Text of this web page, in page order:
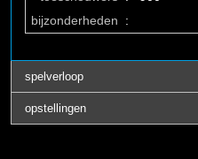
bijzonderheden
:
spelverloop
opstellingen